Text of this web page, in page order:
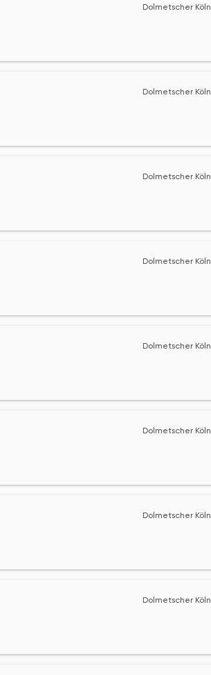
Dolmetscher Köln
Dolmetscher Köln
Dolmetscher Köln
Dolmetscher Köln
Dolmetscher Köln
Dolmetscher Köln
Dolmetscher Köln
Dolmetscher Köln